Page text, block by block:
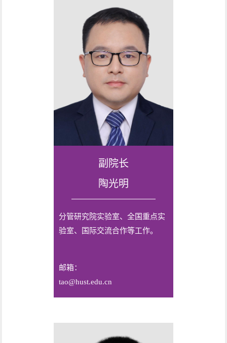
副院长
陶光明
分管研究院实验室、全国重点实
验室、国际交流合作等工作。
邮箱：
tao@hust.edu.cn